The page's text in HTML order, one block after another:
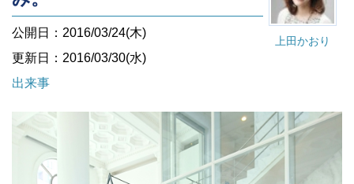
上田かおり
公開日：2016/03/24(木)
更新日：2016/03/30(水)
出来事